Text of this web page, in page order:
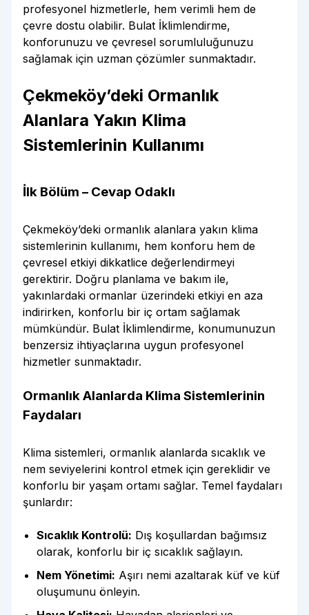
profesyonel hizmetlerle, hem verimli hem de
çevre dostu olabilir. Bulat İklimlendirme,
konforunuzu ve çevresel sorumluluğunuzu
sağlamak için uzman çözümler sunmaktadır.
Çekmeköy’deki Ormanlık
Alanlara Yakın Klima
Sistemlerinin Kullanımı
İlk Bölüm – Cevap Odaklı
Çekmeköy’deki ormanlık alanlara yakın klima
sistemlerinin kullanımı, hem konforu hem de
çevresel etkiyi dikkatlice değerlendirmeyi
gerektirir. Doğru planlama ve bakım ile,
yakınlardaki ormanlar üzerindeki etkiyi en aza
indirirken, konforlu bir iç ortam sağlamak
mümkündür. Bulat İklimlendirme, konumunuzun
benzersiz ihtiyaçlarına uygun profesyonel
hizmetler sunmaktadır.
Ormanlık Alanlarda Klima Sistemlerinin
Faydaları
Klima sistemleri, ormanlık alanlarda sıcaklık ve
nem seviyelerini kontrol etmek için gereklidir ve
konforlu bir yaşam ortamı sağlar. Temel faydaları
şunlardır:
Sıcaklık Kontrolü: Dış koşullardan bağımsız
olarak, konforlu bir iç sıcaklık sağlayın.
Nem Yönetimi: Aşırı nemi azaltarak küf ve küf
oluşumunu önleyin.